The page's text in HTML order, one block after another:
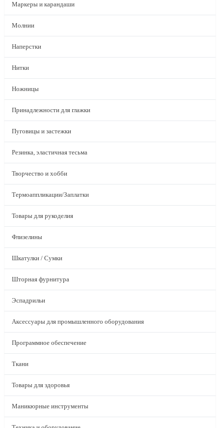
Маркеры и карандаши
Молнии
Наперстки
Нитки
Ножницы
Принадлежности для глажки
Пуговицы и застежки
Резинка, эластичная тесьма
Творчество и хобби
Термоаппликации/Заплатки
Товары для рукоделия
Флизелины
Шкатулки / Сумки
Шторная фурнитура
Эспадрильи
Аксессуары для промышленного оборудования
Программное обеспечение
Ткани
Товары для здоровья
Маникюрные инструменты